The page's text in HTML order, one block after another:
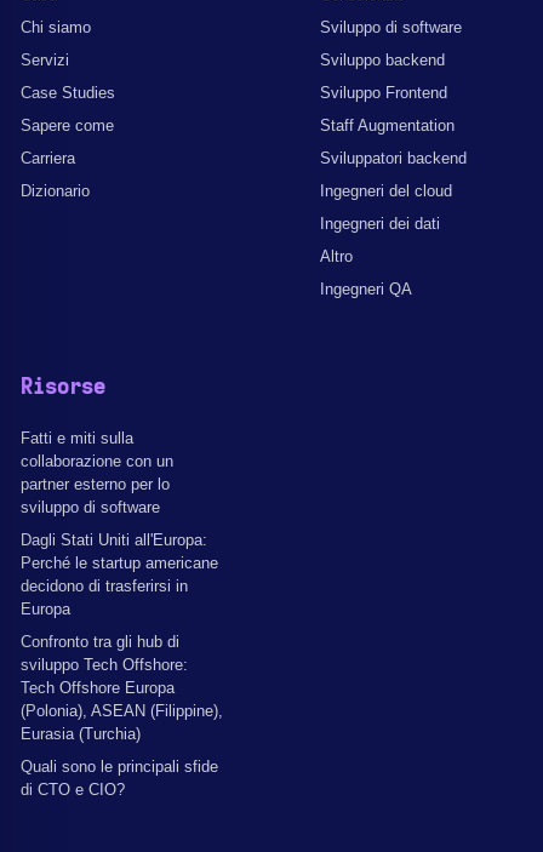
Chi siamo
Servizi
Case Studies
Sapere come
Carriera
Dizionario
Sviluppo di software
Sviluppo backend
Sviluppo Frontend
Staff Augmentation
Sviluppatori backend
Ingegneri del cloud
Ingegneri dei dati
Altro
Ingegneri QA
Risorse
Fatti e miti sulla
collaborazione con un
partner esterno per lo
sviluppo di software
Dagli Stati Uniti all'Europa:
Perché le startup americane
decidono di trasferirsi in
Europa
Confronto tra gli hub di
sviluppo Tech Offshore:
Tech Offshore Europa
(Polonia), ASEAN (Filippine),
Eurasia (Turchia)
Quali sono le principali sfide
di CTO e CIO?